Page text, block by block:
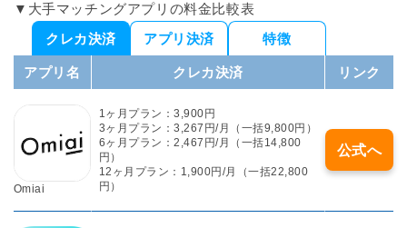
▼大手マッチングアプリの料金比較表
クレカ決済
アプリ決済 特徴
アプリ名 クレカ決済 リンク
Omiai
1ヶ月プラン：3,900円
3ヶ月プラン：3,267円/月（一括9,800円）
6ヶ月プラン：2,467円/月（一括14,800
円）
12ヶ月プラン：1,900円/月（一括22,800
円）
公式へ